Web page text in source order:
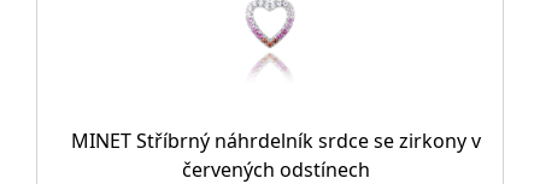
MINET Stříbrný náhrdelník srdce se zirkony v
červených odstínech